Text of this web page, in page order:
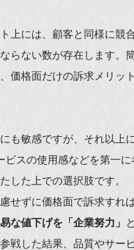
上には、顧客と同様に競
らない数が存在します。
価格面だけの訴求メリッ
も敏感ですが、それ以上
ビスの使用感などを第一
した上での選択肢です。
せずに価格面で訴求すれ
な値下げを「企業努力」
戦した結果、品質やサー